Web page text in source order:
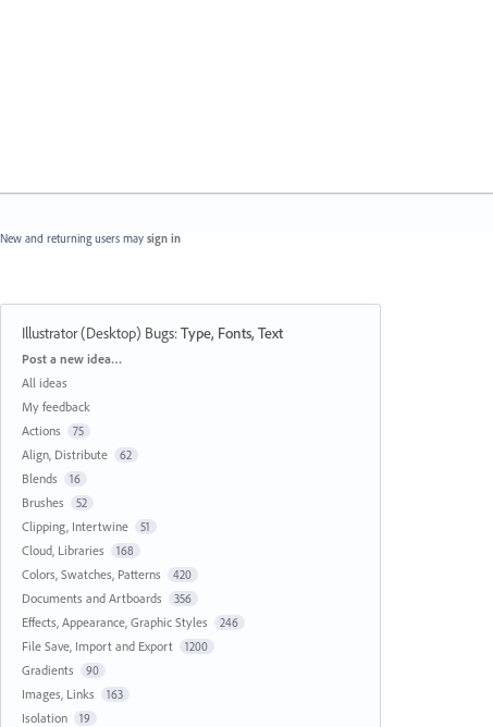
New and returning users may sign in
Illustrator (Desktop) Bugs:Type, Fonts, Text
Categories
Post a new idea…
All ideas
My feedback
Actions
75
Align, Distribute 62
Blends 16
Brushes 52
Clipping, Intertwine 51
Cloud, Libraries 168
Colors, Swatches, Patterns 420
Documents and Artboards 356
Effects, Appearance, Graphic Styles 246
File Save, Import and Export 1200
Gradients 90
Images, Links 163
Isolation 19